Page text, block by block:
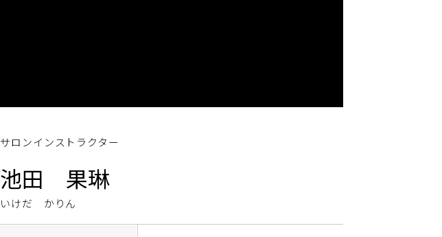
サロンインストラクター
池田 果琳
いけだ かりん